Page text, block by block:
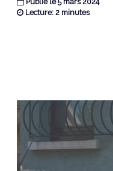
Lecture: 2 minutes